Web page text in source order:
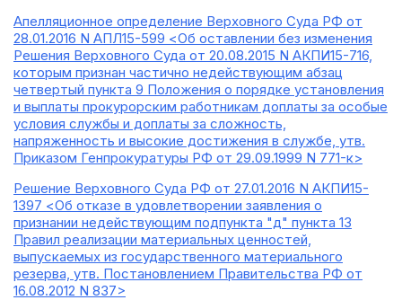
Апелляционное определение Верховного Суда РФ от
28.01.2016 N АПЛ15-599 <Об оставлении без изменения
Решения Верховного Суда от 20.08.2015 N АКПИ15-716,
которым признан частично недействующим абзац
четвертый пункта 9 Положения о порядке установления
и выплаты прокурорским работникам доплаты за особые
условия службы и доплаты за сложность,
напряженность и высокие достижения в службе, утв.
Приказом Генпрокуратуры РФ от 29.09.1999 N 771-к>
Решение Верховного Суда РФ от 27.01.2016 N АКПИ15-
1397 <Об отказе в удовлетворении заявления о
признании недействующим подпункта "д" пункта 13
Правил реализации материальных ценностей,
выпускаемых из государственного материального
резерва, утв. Постановлением Правительства РФ от
16.08.2012 N 837>